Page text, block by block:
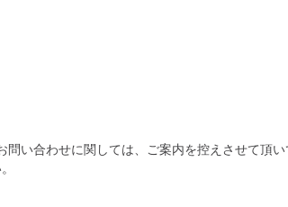
い合わせに関しては、ご案内を控えさせて頂